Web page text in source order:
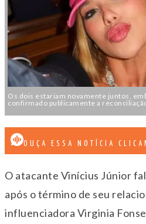
Os dois estariam novamente juntos,
confirmado publicamente a
OUÇA ESSA NOTÍCIA
O atacante Vinícius Júnior
após o término de seu
influenciadora Virginia